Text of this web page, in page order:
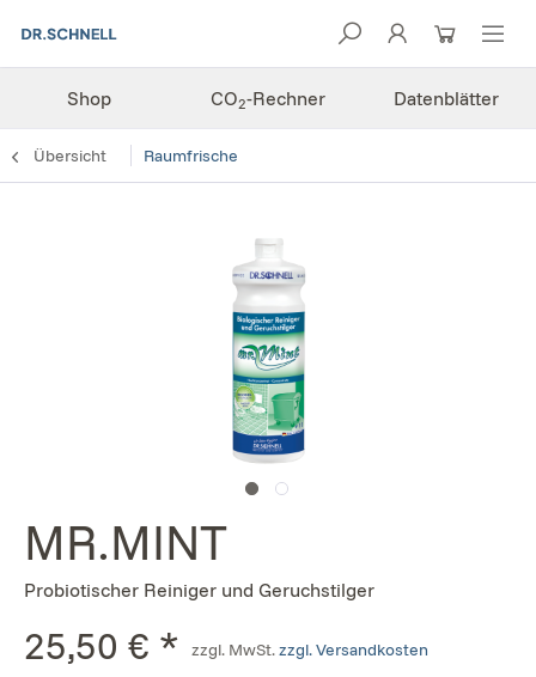
Shop CO2-Rechner Datenblätter
Übersicht Raumfrische
MR.MINT
Probiotischer Reiniger und Geruchstilger
25,50 € * zzgl. MwSt.zzgl. Versandkosten